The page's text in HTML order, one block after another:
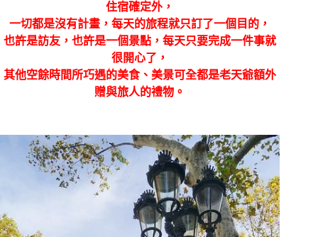
住宿確定外，
一切都是沒有計畫，每天的旅程就只訂了一個目的，
也許是訪友，也許是一個景點，每天只要完成一件事就
很開心了，
其他空餘時間所巧遇的美食、美景可全都是老天爺額外
贈與旅人的禮物。